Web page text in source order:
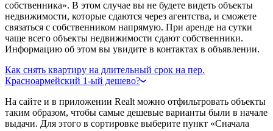
собственника». В этом случае вы не будете видеть объекты
недвижимости, которые сдаются через агентства, и сможете
связаться с собственником напрямую. При аренде на сутки
чаще всего объекты недвижимости сдают собственники.
Информацию об этом вы увидите в контактах в объявлении.
Как снять квартиру на длительный срок на пер.
Красноармейский 1-ый дешево?
На сайте и в приложении Realt можно отфильтровать объекты
таким образом, чтобы самые дешевые варианты были в начале
выдачи. Для этого в сортировке выберите пункт «Сначала